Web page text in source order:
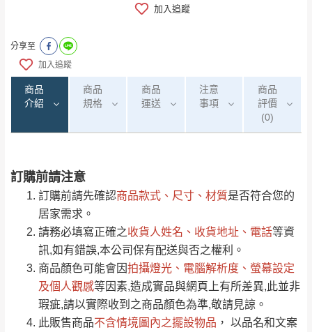
加入追蹤
分享至
加入追蹤
商品
介紹
商品
規格
商品
運送
注意
事項
商品
評價
(0)
訂購前請注意
訂購前請先確認商品款式、尺寸、材質是否符合您的
居家需求。
請務必填寫正確之收貨人姓名、收貨地址、電話等資
訊,如有錯誤,本公司保有配送與否之權利。
商品顏色可能會因拍攝燈光、電腦解析度、螢幕設定
及個人觀感等因素,造成實品與網頁上有所差異,此並非
瑕疵,請以實際收到之商品顏色為準,敬請見諒。
此販售商品不含情境圖內之擺設物品 ， 以品名和文案
運 費 說 明
運送地區 運送費用
偏遠地區
（請先線上詢問 LINE
→@dershin ）
桃園 復興鄉
注意事項：
由於品項繁多，網頁無法及時更新，如有需
要購買商品，請於出發前來電或到「官方
Line客服」來信確認商品是否有「現貨」與
「金額」。
若商品價格或庫存有異常，商家有權取消訂
單。部分網路商品恕無法更改原設計或客製，敬請
見諒！
0/5 (0)筆
全部 依評論高至低排列
依評論低至高排列 只顯示附上圖片
只顯示附上評論